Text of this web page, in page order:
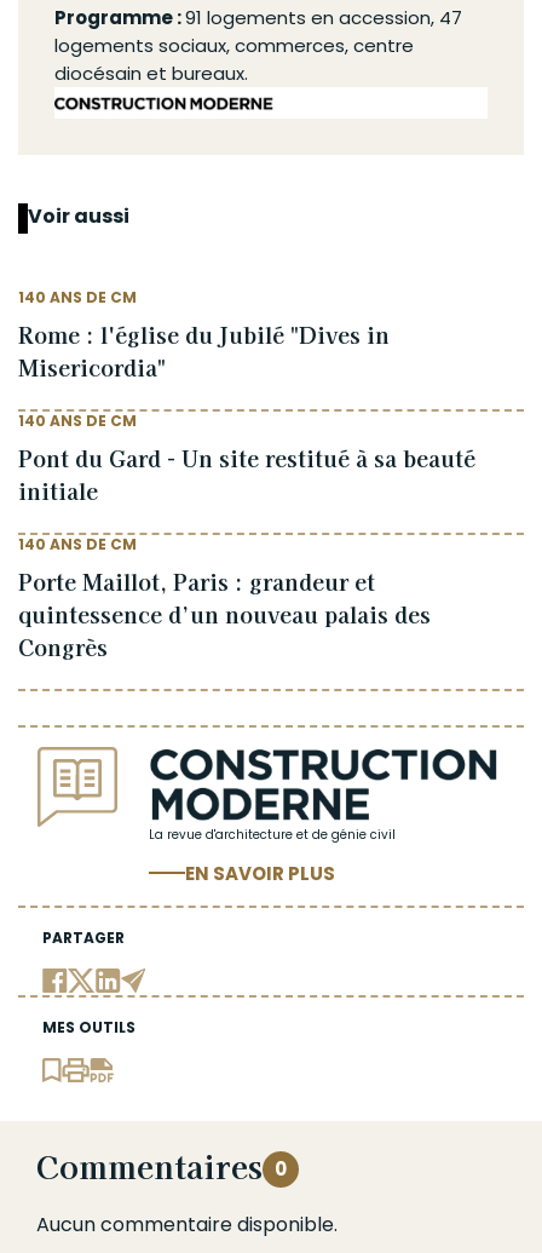
La revue d'architecture et de génie civil
EN SAVOIR PLUS
PARTAGER
MES OUTILS
Programme :91 logements en accession, 47
logements sociaux, commerces, centre
diocésain et bureaux.
Voir aussi
140 ANS DE CM
Rome : l'église du Jubilé "Dives in
Misericordia"
140 ANS DE CM
Pont du Gard - Un site restitué à sa beauté
initiale
140 ANS DE CM
Porte Maillot, Paris : grandeur et
quintessence d’un nouveau palais des
Congrès
Commentaires 0
Aucun commentaire disponible.